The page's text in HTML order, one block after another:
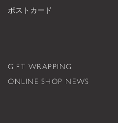
ポストカード
GIFT WRAPPING
ONLINE SHOP NEWS